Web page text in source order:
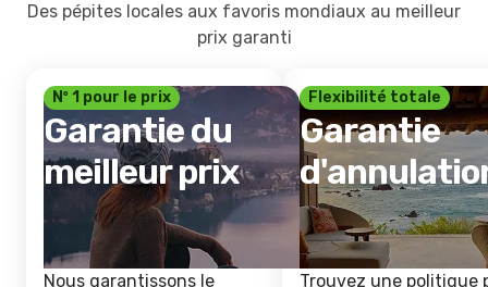
Des pépites locales aux favoris mondiaux au meilleur
prix garanti
Nº 1 pour le prix
Garantie du
meilleur prix
Nous garantissons le
Flexibilité totale
Garantie
Trouvez une politique